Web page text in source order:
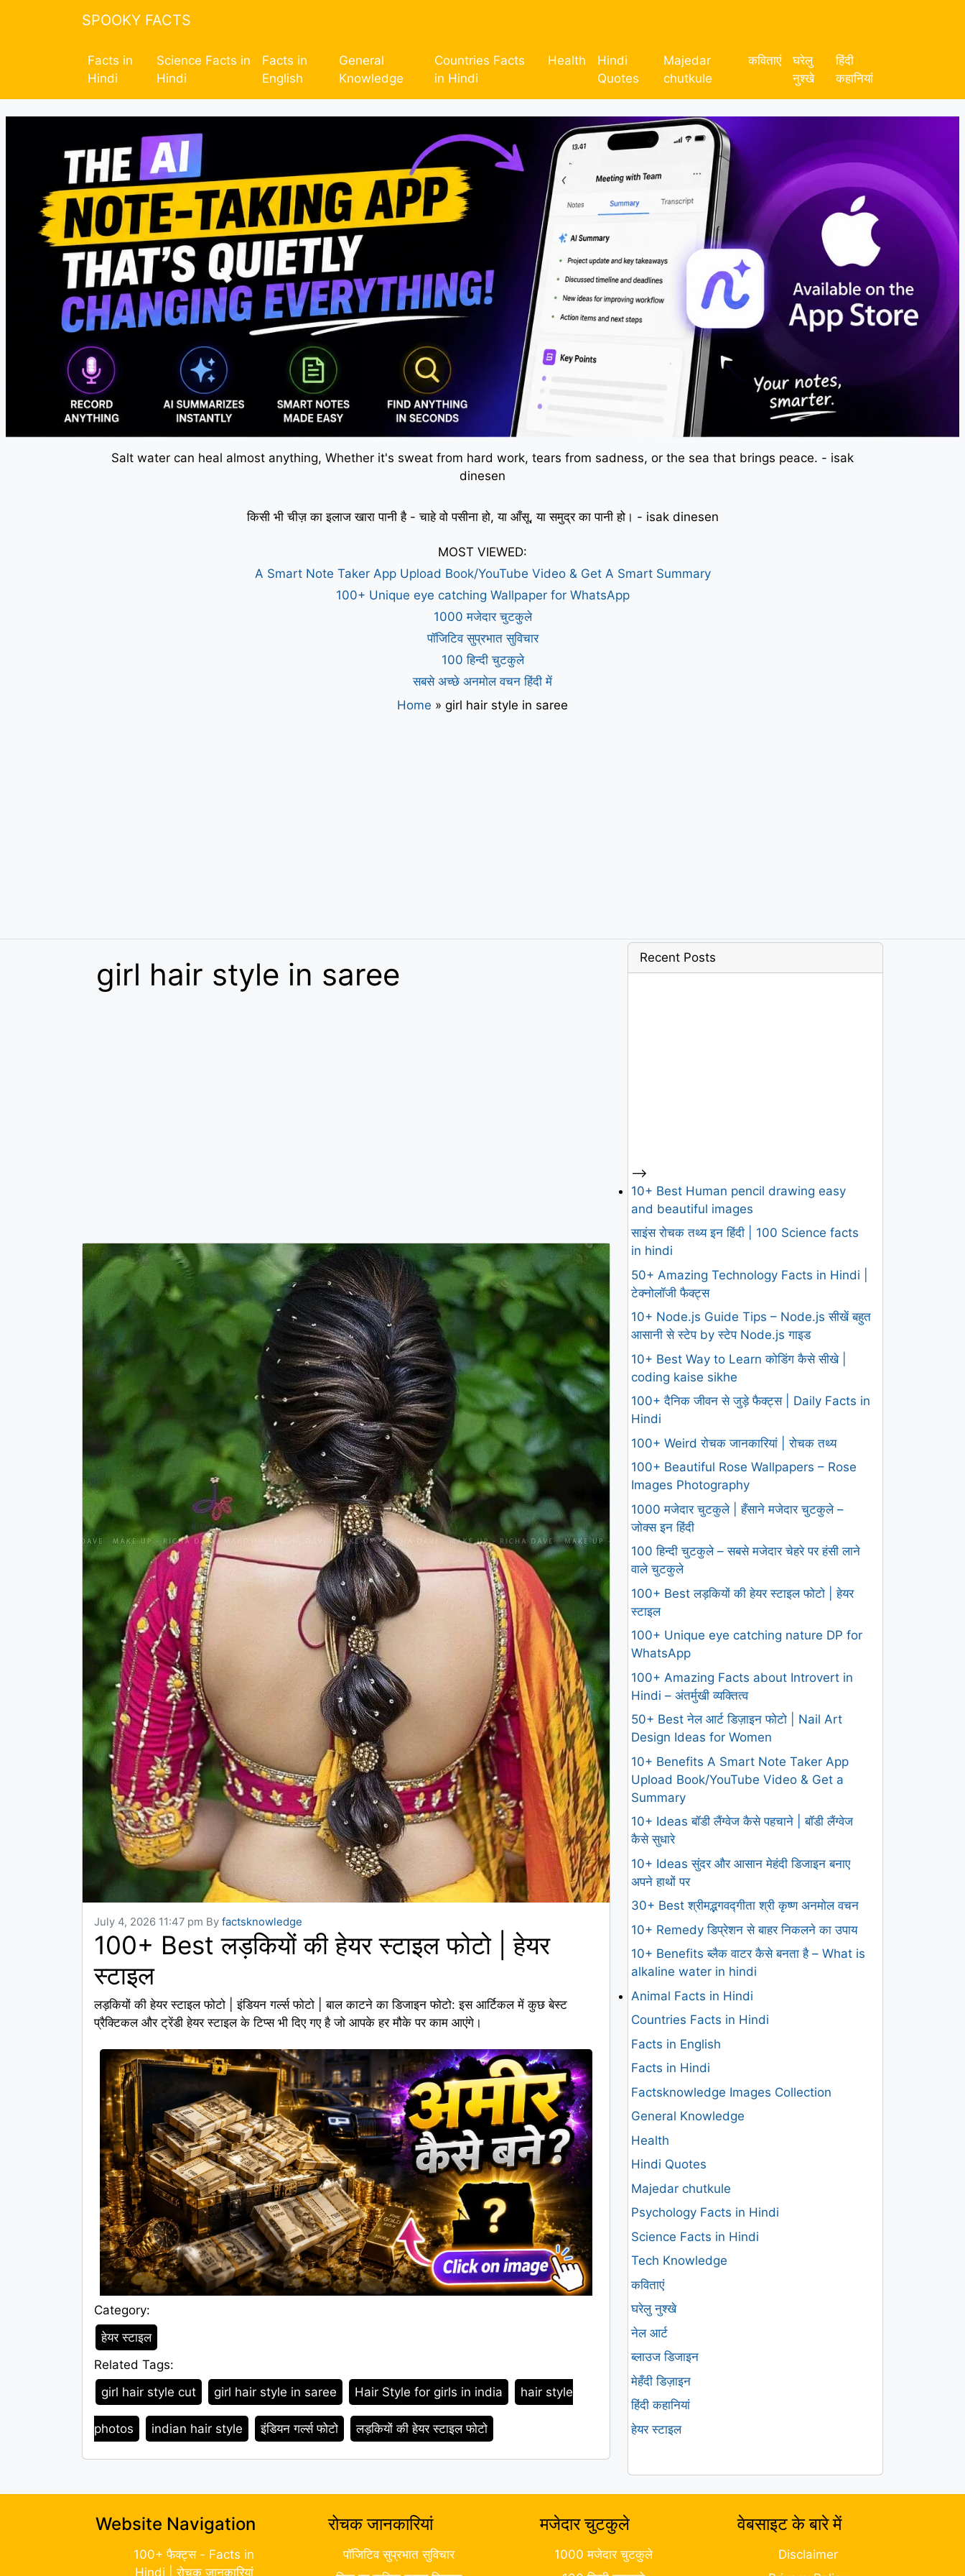
SPOOKY FACTS
Facts in
Hindi
Science Facts in
Hindi
Facts in
English
General
Knowledge
Countries Facts
in Hindi
Health
Hindi
Quotes
Majedar
chutkule
कविताएं
घरेलु
नुश्खे
हिंदी
कहानियां
Salt water can heal almost anything, Whether it's sweat from hard work, tears from sadness, or the sea that brings peace. - isak
dinesen
किसी भी चीज़ का इलाज खारा पानी है - चाहे वो पसीना हो, या आँसू, या समुद्र का पानी हो। - isak dinesen
MOST VIEWED:
A Smart Note Taker App Upload Book/YouTube Video & Get A Smart Summary
100+ Unique eye catching Wallpaper for WhatsApp
1000 मजेदार चुटकुले
पॉजिटिव सुप्रभात सुविचार
100 हिन्दी चुटकुले
सबसे अच्छे अनमोल वचन हिंदी में
Home » girl hair style in saree
girl hair style in saree
July 4, 2026 11:47 pm By factsknowledge
100+ Best लड़कियों की हेयर स्टाइल फोटो | हेयर
स्टाइल
लड़कियों की हेयर स्टाइल फोटो | इंडियन गर्ल्स फोटो | बाल काटने का डिजाइन फोटो: इस आर्टिकल में कुछ बेस्ट
प्रैक्टिकल और ट्रेंडी हेयर स्टाइल के टिप्स भी दिए गए है जो आपके हर मौके पर काम आएंगे।
Category:
Category
हेयर स्टाइल
Related Tags:
Tags
girl hair style cut girl hair style in saree Hair Style for girls in india hair style
photos indian hair style इंडियन गर्ल्स फोटो लड़कियों की हेयर स्टाइल फोटो
Recent Posts
-->
10+ Best Human pencil drawing easy
and beautiful images
साइंस रोचक तथ्य इन हिंदी | 100 Science facts
in hindi
50+ Amazing Technology Facts in Hindi |
टेक्नोलॉजी फैक्ट्स
10+ Node.js Guide Tips – Node.js सीखें बहुत
आसानी से स्टेप by स्टेप Node.js गाइड
10+ Best Way to Learn कोडिंग कैसे सीखे |
coding kaise sikhe
100+ दैनिक जीवन से जुड़े फैक्ट्स | Daily Facts in
Hindi
100+ Weird रोचक जानकारियां | रोचक तथ्य
100+ Beautiful Rose Wallpapers – Rose
Images Photography
1000 मजेदार चुटकुले | हँसाने मजेदार चुटकुले –
जोक्स इन हिंदी
100 हिन्दी चुटकुले – सबसे मजेदार चेहरे पर हंसी लाने
वाले चुटकुले
100+ Best लड़कियों की हेयर स्टाइल फोटो | हेयर
स्टाइल
100+ Unique eye catching nature DP for
WhatsApp
100+ Amazing Facts about Introvert in
Hindi – अंतर्मुखी व्यक्तित्व
50+ Best नेल आर्ट डिज़ाइन फोटो | Nail Art
Design Ideas for Women
10+ Benefits A Smart Note Taker App
Upload Book/YouTube Video & Get a
Summary
10+ Ideas बॉडी लैंग्वेज कैसे पहचाने | बॉडी लैंग्वेज
कैसे सुधारे
10+ Ideas सुंदर और आसान मेहंदी डिजाइन बनाए
अपने हाथों पर
30+ Best श्रीमद्भगवद्गीता श्री कृष्ण अनमोल वचन
10+ Remedy डिप्रेशन से बाहर निकलने का उपाय
10+ Benefits ब्लैक वाटर कैसे बनता है – What is
alkaline water in hindi
Animal Facts in Hindi
Countries Facts in Hindi
Facts in English
Facts in Hindi
Factsknowledge Images Collection
General Knowledge
Health
Hindi Quotes
Majedar chutkule
Psychology Facts in Hindi
Science Facts in Hindi
Tech Knowledge
कविताएं
घरेलु नुश्खे
नेल आर्ट
ब्लाउज डिजाइन
मेहँदी डिज़ाइन
हिंदी कहानियां
हेयर स्टाइल
Website Navigation
100+ फैक्ट्स - Facts in
Hindi | रोचक जानकारियां
रोचक जानकारियां
पॉजिटिव सुप्रभात सुविचार
मजेदार चुटकुले
1000 मजेदार चुटकुले
वेबसाइट के बारे में
Disclaimer